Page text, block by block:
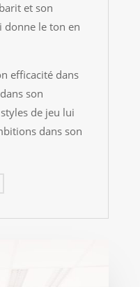
et son
donne le ton en
efficacité dans
son
de jeu lui
dans son